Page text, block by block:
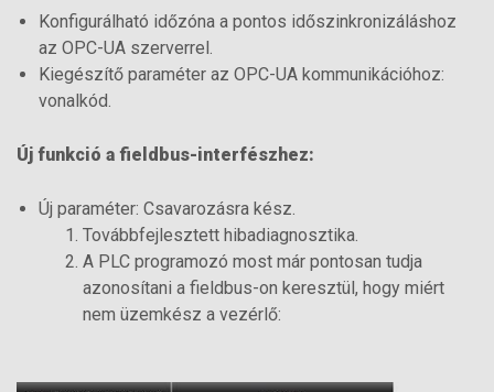
Konfigurálható időzóna a pontos időszinkronizáláshoz
az OPC-UA szerverrel.
Kiegészítő paraméter az OPC-UA kommunikációhoz:
vonalkód.
Új funkció a fieldbus-interfészhez:
Új paraméter: Csavarozásra kész.
Továbbfejlesztett hibadiagnosztika.
A PLC programozó most már pontosan tudja
azonosítani a fieldbus-on keresztül, hogy miért
nem üzemkész a vezérlő: